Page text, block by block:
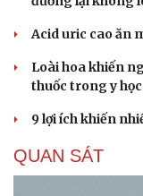
Acid uric cao ăn
Loài hoa khiến
thuốc trong y
9 lợi ích khiến
QUAN SÁT